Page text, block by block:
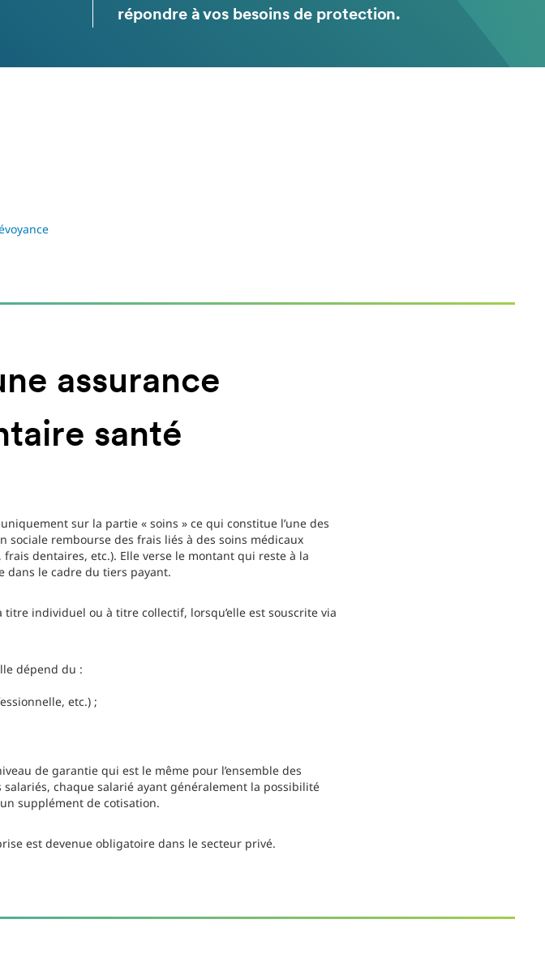
répondre à vos besoins de protection.
assurance
santé
sur la partie « soins » ce qui constitue l’une des
rembourse des frais liés à des soins médicaux
dentaires, etc.). Elle verse le montant qui reste à la
dans le cadre du tiers payant.
individuel ou à titre collectif, lorsqu’elle est souscrite via
dépend du :
etc.) ;
de garantie qui est le même pour l’ensemble des
chaque salarié ayant généralement la possibilité
supplément de cotisation.
est devenue obligatoire dans le secteur privé.